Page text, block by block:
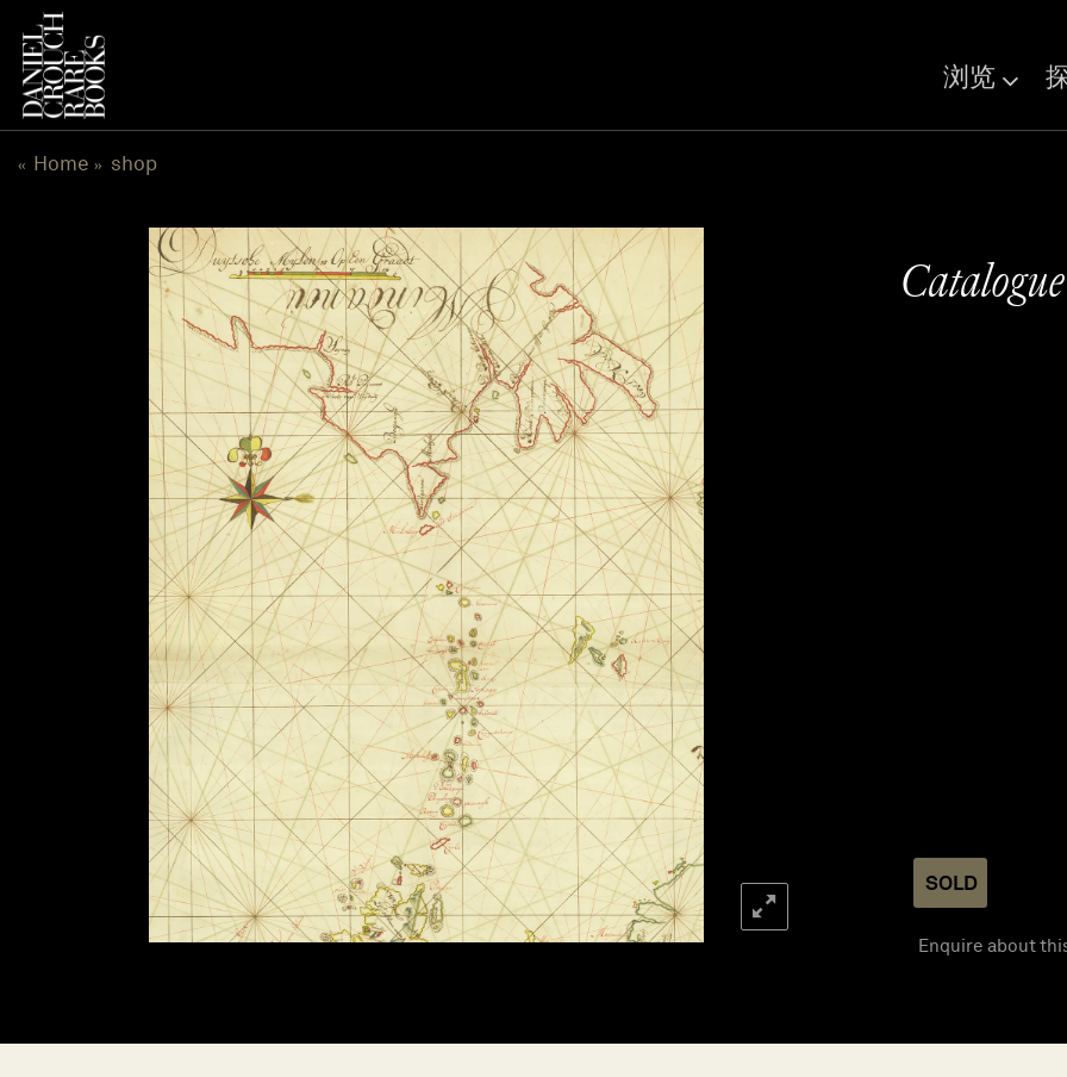
浏览
« Home » shop
SOLD
Enquire about